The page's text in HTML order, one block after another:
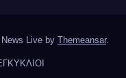
Live by Themeansar.